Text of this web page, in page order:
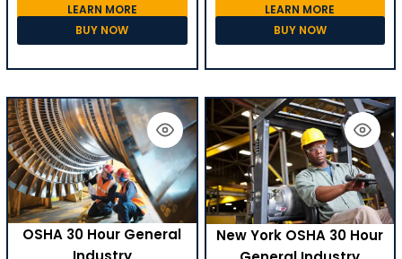
LEARN MORE
BUY NOW
LEARN MORE
BUY NOW
OSHA 30 Hour General
New York OSHA 30 Hour